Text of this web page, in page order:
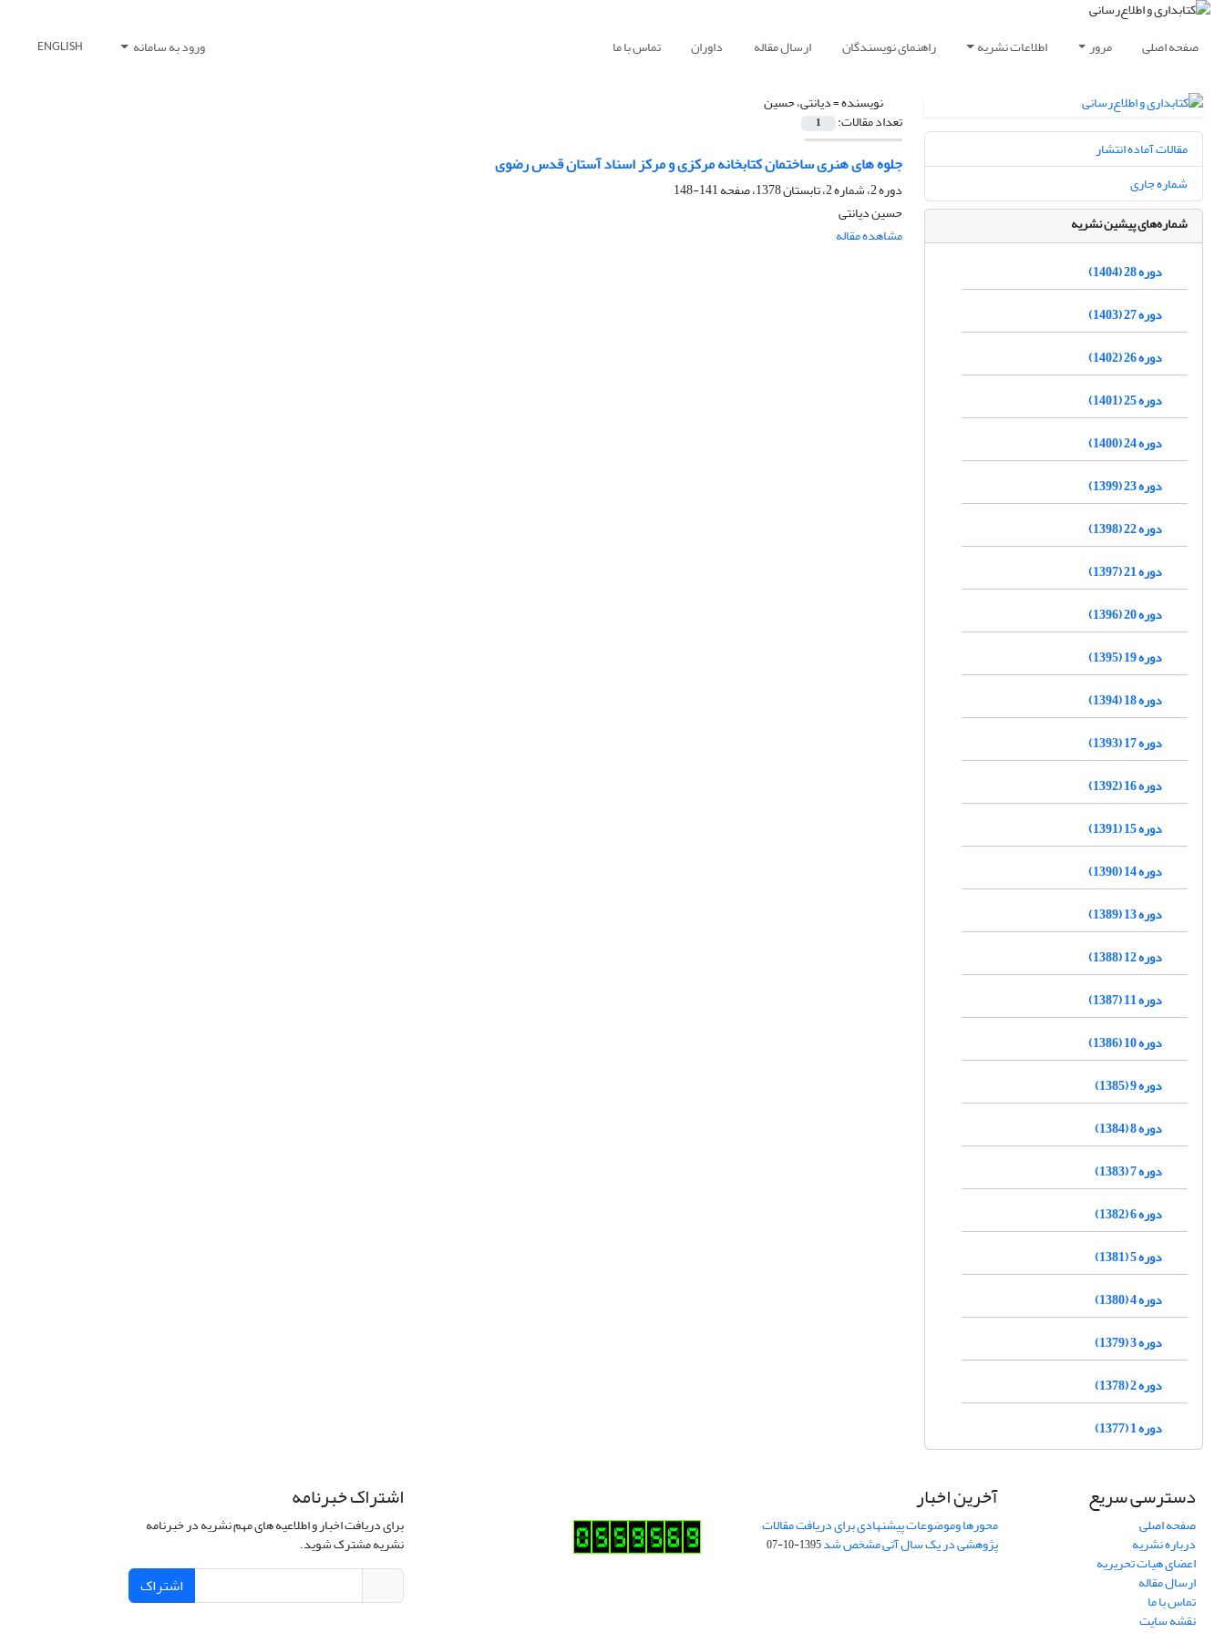
صفحه اصلی مرور اطلاعات نشریه راهنمای نویسندگان ارسال مقاله داوران تماس با ما ورود به سامانه ENGLISH
نویسنده =دیانتی، حسین
تعداد مقالات: 1
جلوه های هنری ساختمان کتابخانه مرکزی و مرکز اسناد آستان قدس رضوی
دوره 2، شماره 2، تابستان 1378، صفحه
141-148
حسین دیانتی
مشاهده مقاله
مقالات آماده انتشار
شماره جاری
شماره‌های پیشین نشریه
دوره 28 (1404)
دوره 27 (1403)
دوره 26 (1402)
دوره 25 (1401)
دوره 24 (1400)
دوره 23 (1399)
دوره 22 (1398)
دوره 21 (1397)
دوره 20 (1396)
دوره 19 (1395)
دوره 18 (1394)
دوره 17 (1393)
دوره 16 (1392)
دوره 15 (1391)
دوره 14 (1390)
دوره 13 (1389)
دوره 12 (1388)
دوره 11 (1387)
دوره 10 (1386)
دوره 9 (1385)
دوره 8 (1384)
دوره 7 (1383)
دوره 6 (1382)
دوره 5 (1381)
دوره 4 (1380)
دوره 3 (1379)
دوره 2 (1378)
دوره 1 (1377)
دسترسی سریع
صفحه اصلی
درباره نشریه
اعضای هیات تحریریه
ارسال مقاله
تماس با ما
نقشه سایت
آخرین اخبار
محورها وموضوعات پیشنهادی برای دریافت مقالات
پژوهشی در یک سال آتی مشخص شد1395-10-07
اشتراک خبرنامه
برای دریافت اخبار و اطلاعیه های مهم نشریه در خبرنامه
نشریه مشترک شوید.
اشتراک